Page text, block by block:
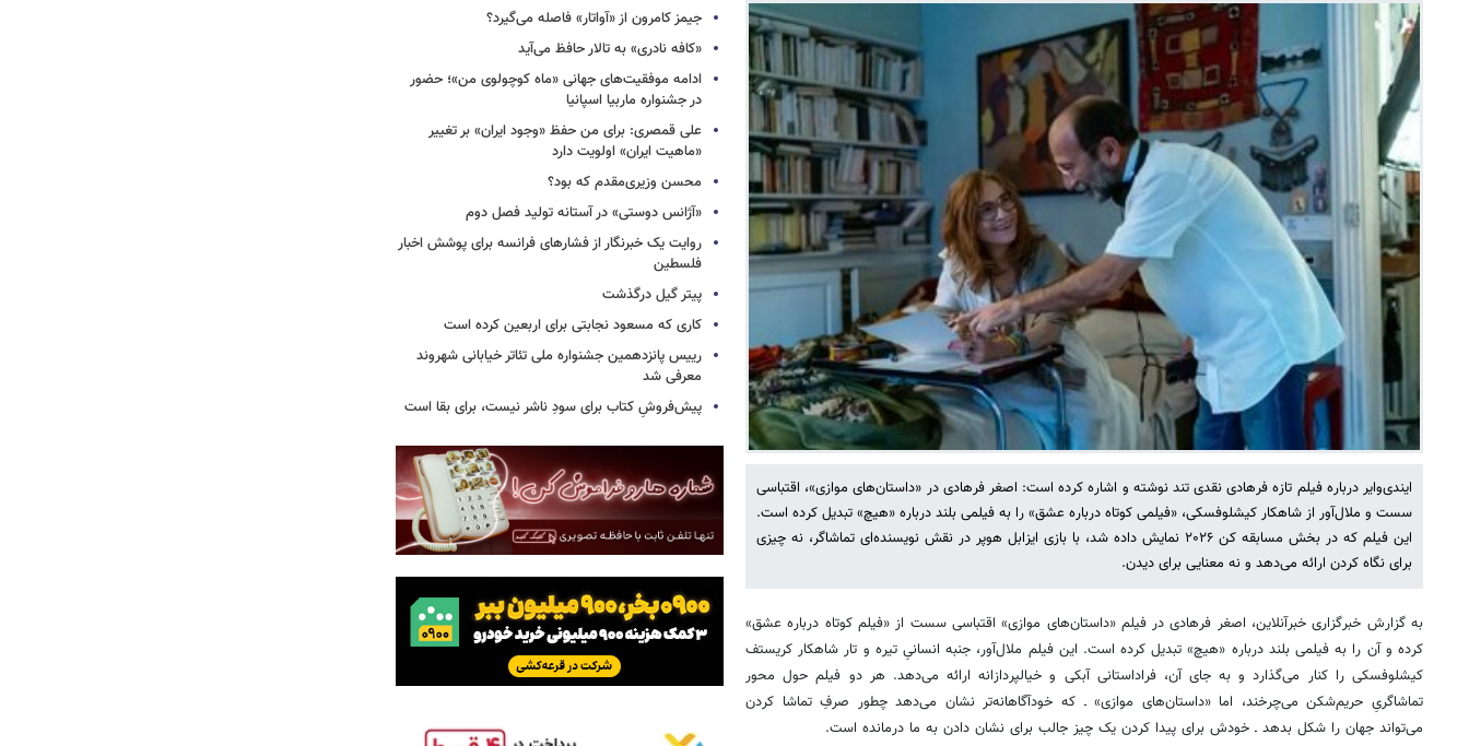
ایندی‌وایر درباره فیلم تازه فرهادی نقدی تند نوشته و اشاره کرده است: اصغر فرهادی در «داستان‌های موازی»، اقتباسی
سست و ملال‌آور از شاهکار کیشلوفسکی، «فیلمی کوتاه درباره عشق» را به فیلمی بلند درباره «هیچ» تبدیل کرده است.
این فیلم که در بخش مسابقه کن ۲۰۲۶ نمایش داده شد، با بازی ایزابل هوپر در نقش نویسنده‌ای تماشاگر، نه چیزی
برای نگاه کردن ارائه می‌دهد و نه معنایی برای دیدن.
به گزارش خبرگزاری خبرآنلاین، اصغر فرهادی در فیلم «داستان‌های موازی» اقتباسی سست از «فیلم کوتاه درباره عشق»
کرده و آن را به فیلمی بلند درباره «هیچ» تبدیل کرده است. این فیلم ملال‌آور، جنبه انسانیِ تیره و تار شاهکار کریستف
کیشلوفسکی را کنار می‌گذارد و به جای آن، فراداستانی آبکی و خیالپردازانه ارائه می‌دهد. هر دو فیلم حول محور
تماشاگریِ حریم‌شکن می‌چرخند، اما «داستان‌های موازی» ـ که خودآگاهانه‌تر نشان می‌دهد چطور صرفِ تماشا کردن
می‌تواند جهان را شکل بدهد ـ خودش برای پیدا کردن یک چیز جالب برای نشان دادن به ما درمانده است.
جیمز کامرون از «آواتار» فاصله می‌گیرد؟
«کافه نادری» به تالار حافظ می‌آید
ادامه موفقیت‌های جهانی «ماه کوچولوی من»؛ حضور
در جشنواره ماربیا اسپانیا
علی قمصری: برای من حفظ «وجود ایران» بر تغییر
«ماهیت ایران» اولویت دارد
محسن وزیری‌مقدم که بود؟
«آژانس دوستی» در آستانه تولید فصل دوم
روایت یک خبرنگار از فشارهای فرانسه برای پوشش اخبار
فلسطین
پیتر گیل درگذشت
کاری که مسعود نجابتی برای اربعین کرده است
رییس پانزدهمین جشنواره ملی تئاتر خیابانی شهروند
معرفی شد
پیش‌فروشِ کتاب برای سودِ ناشر نیست، برای بقا است